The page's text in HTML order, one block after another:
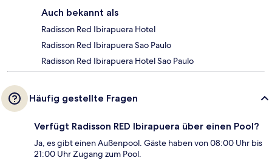
Auch bekannt als
Radisson Red Ibirapuera Hotel
Radisson Red Ibirapuera Sao Paulo
Radisson Red Ibirapuera Hotel Sao Paulo
Häufig gestellte Fragen
Verfügt Radisson RED Ibirapuera über einen Pool?
Ja, es gibt einen Außenpool. Gäste haben von 08:00 Uhr bis
21:00 Uhr Zugang zum Pool.